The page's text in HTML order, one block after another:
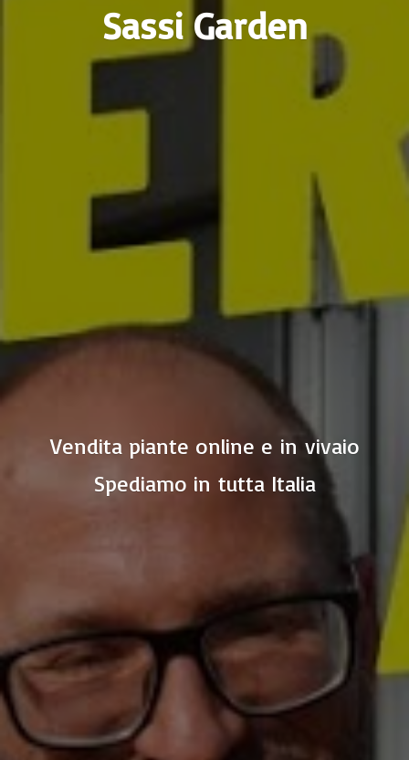
Sassi Garden
Vendita piante online e in vivaio
Spediamo in tutta Italia